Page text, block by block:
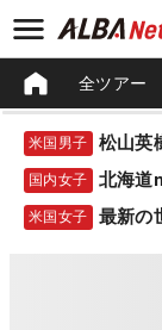
全ツアー
米国男子 松山英
国内女子 北海
米国女子 最新の